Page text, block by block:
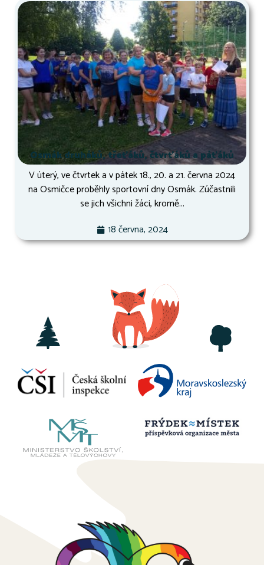
Osmák druháků, třeťáků, čtvrťáků a páťáků
V úterý, ve čtvrtek a v pátek 18., 20. a 21. června 2024
na Osmičce proběhly sportovní dny Osmák. Zúčastnili
se jich všichni žáci, kromě...
18 června, 2024